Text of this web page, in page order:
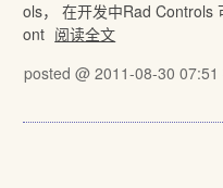
ols， 在开发中Rad Controls
ont 阅读全文
posted @ 2011-08-30